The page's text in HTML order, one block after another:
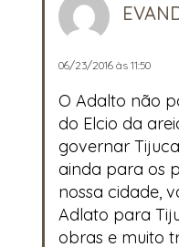
06/23/2016 às 11:50
O Adalto não
do Elcio da
governar
ainda para os
nossa cidade,
Adlato para
obras e muito